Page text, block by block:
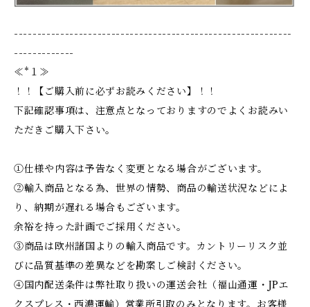
------------------------------------------------------------
-------------
≪*１≫
！！【ご購入前に必ずお読みください】！！
下記確認事項は、注意点となっておりますのでよくお読みい
ただきご購入下さい。
①仕様や内容は予告なく変更となる場合がございます。
②輸入商品となる為、世界の情勢、商品の輸送状況などによ
り、納期が遅れる場合もございます。
余裕を持った計画でご採用ください。
③商品は欧州諸国よりの輸入商品です。カントリーリスク並
びに品質基準の差異などを勘案しご検討ください。
④国内配送条件は弊社取り扱いの運送会社（福山通運・JPエ
クスプレス・西濃運輸）営業所引取のみとなります。お客様